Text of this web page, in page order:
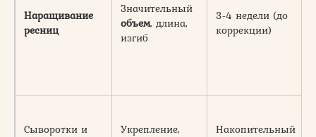
Наращивание
ресниц
Значительный
объем, длина,
изгиб
3-4 недели (до
коррекции)
Сыворотки и
Укрепление,
Накопительный